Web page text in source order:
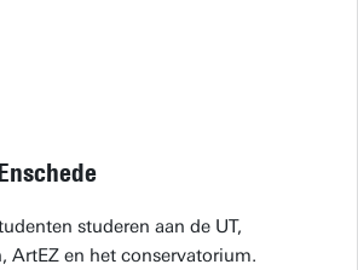
studeren aan de UT,
ArtEZ en het conservatorium.